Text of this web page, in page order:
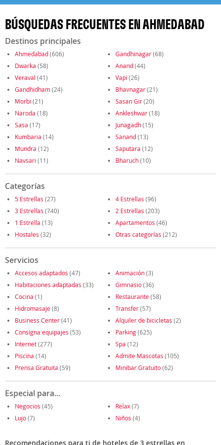
BÚSQUEDAS FRECUENTES EN AHMEDABAD
Destinos principales
Ahmedabad(606) Gandhinagar(68)
Dwarka (58) Anand(44)
Veraval (41) Vapi (26)
Gandhidham(24) Bhavnagar(21)
Morbi (21) Sasan Gir(20)
Naroda (18) Ankleshwar(18)
Sasa (17) Junagadh(15)
Kumbaria (14) Sanand(13)
Mundra (12) Saputara (12)
Navsari (11) Bharuch(10)
Categorías
5 Estrellas (27) 4 Estrellas (96)
3 Estrellas (740) 2 Estrellas (203)
1 Estrella (13) Apartamentos (46)
Hostales (32) Otras categorías (212)
Servicios
Accesos adaptados (47) Animación(3)
Habitaciones adaptadas (33) Gimnasio(36)
Cocina (1) Restaurante(58)
Hidromasaje(8) Transfer(57)
Business Center(41) Alquiler de bicicletas (2)
Consigna equipajes (53) Parking(625)
Internet(277) Spa (12)
Piscina (14) Admite Mascotas (105)
Prensa Gratuita (59) Minibar Gratuito(62)
Especial para...
Negocios (45) Relax(7)
Lujo(7) Niños (4)
Recomendaciones para ti de hoteles de 3 estrellas en